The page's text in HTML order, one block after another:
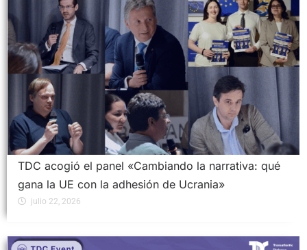
TDC acogió el panel «Cambiando la narrativa: qué
gana la UE con la adhesión de Ucrania»
julio 22, 2026